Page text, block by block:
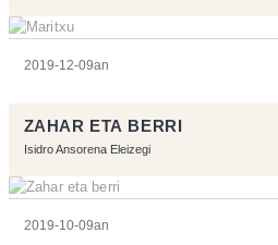
2019-12-09an
ZAHAR ETA BERRI
Isidro Ansorena Eleizegi
2019-10-09an